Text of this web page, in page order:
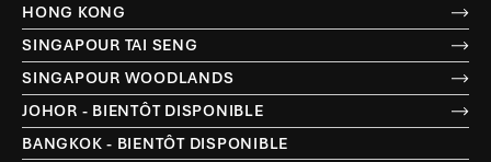
HONG KONG
SINGAPOUR TAI SENG
SINGAPOUR WOODLANDS
JOHOR - BIENTÔT DISPONIBLE
BANGKOK - BIENTÔT DISPONIBLE